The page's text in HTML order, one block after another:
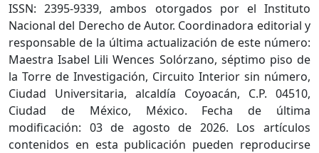
ISSN: 2395-9339, ambos otorgados por el Instituto
Nacional del Derecho de Autor. Coordinadora editorial y
responsable de la última actualización de este número:
Maestra Isabel Lili Wences Solórzano, séptimo piso de
la Torre de Investigación, Circuito Interior sin número,
Ciudad Universitaria, alcaldía Coyoacán, C.P. 04510,
Ciudad de México, México. Fecha de última
modificación: 03 de agosto de 2026. Los artículos
contenidos en esta publicación pueden reproducirse